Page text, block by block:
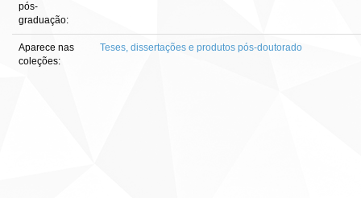
pós-
graduação:
Aparece nas
coleções:
Teses, dissertações e produtos pós-doutorado